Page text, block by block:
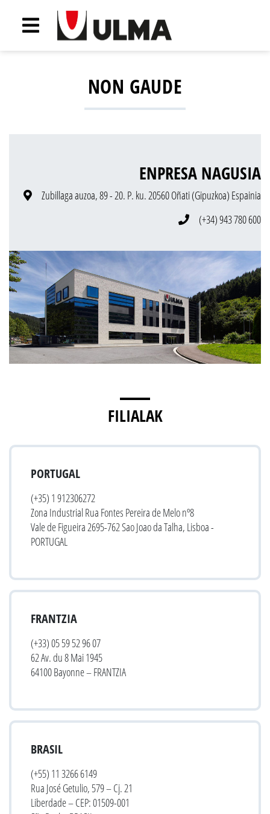
NON GAUDE
ENPRESA NAGUSIA
Zubillaga auzoa, 89 - 20. P. ku. 20560 Oñati (Gipuzkoa) Espainia
(+34) 943 780 600
FILIALAK
PORTUGAL
(+35) 1 912306272
Zona Industrial Rua Fontes Pereira de Melo nº8
Vale de Figueira 2695-762 Sao Joao da Talha, Lisboa -
PORTUGAL
FRANTZIA
(+33) 05 59 52 96 07
62 Av. du 8 Mai 1945
64100 Bayonne – FRANTZIA
BRASIL
(+55) 11 3266 6149
Rua José Getulio, 579 – Cj. 21
Liberdade – CEP: 01509-001